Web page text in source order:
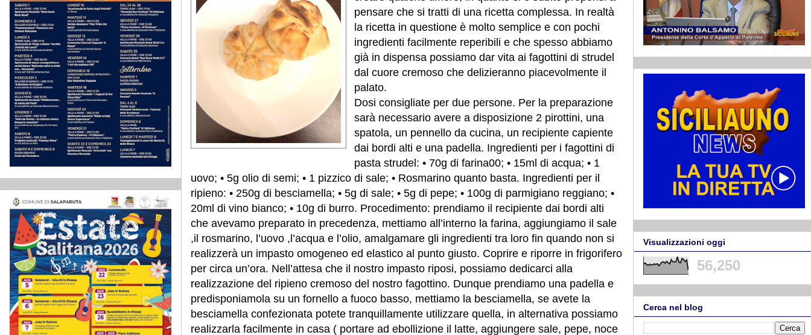
pensare che si tratti di una ricetta complessa. In realtà
la ricetta in questione è molto semplice e con pochi
ingredienti facilmente reperibili e che spesso abbiamo
già in dispensa possiamo dar vita ai fagottini di strudel
dal cuore cremoso che delizieranno piacevolmente il
palato.
Dosi consigliate per due persone. Per la preparazione
sarà necessario avere a disposizione 2 pirottini, una
spatola, un pennello da cucina, un recipiente capiente
dai bordi alti e una padella. Ingredienti per i fagottini di
pasta strudel: • 70g di farina00; • 15ml di acqua; • 1
uovo; • 5g olio di semi; • 1 pizzico di sale; • Rosmarino quanto basta. Ingredienti per il
ripieno: • 250g di besciamella; • 5g di sale; • 5g di pepe; • 100g di parmigiano reggiano; •
20ml di vino bianco; • 10g di burro. Procedimento: prendiamo il recipiente dai bordi alti
che avevamo preparato in precedenza, mettiamo all’interno la farina, aggiungiamo il sale
,il rosmarino, l’uovo ,l’acqua e l’olio, amalgamare gli ingredienti tra loro fin quando non si
realizzerà un impasto omogeneo ed elastico al punto giusto. Coprire e riporre in frigorifero
per circa un’ora. Nell’attesa che il nostro impasto riposi, possiamo dedicarci alla
realizzazione del ripieno cremoso del nostro fagottino. Dunque prendiamo una padella e
predisponiamola su un fornello a fuoco basso, mettiamo la besciamella, se avete la
besciamella confezionata potete tranquillamente utilizzare quella, in alternativa possiamo
realizzarla facilmente in casa ( portare ad ebollizione il latte, aggiungere sale, pepe, noce
Visualizzazioni oggi
56,250
Cerca nel blog